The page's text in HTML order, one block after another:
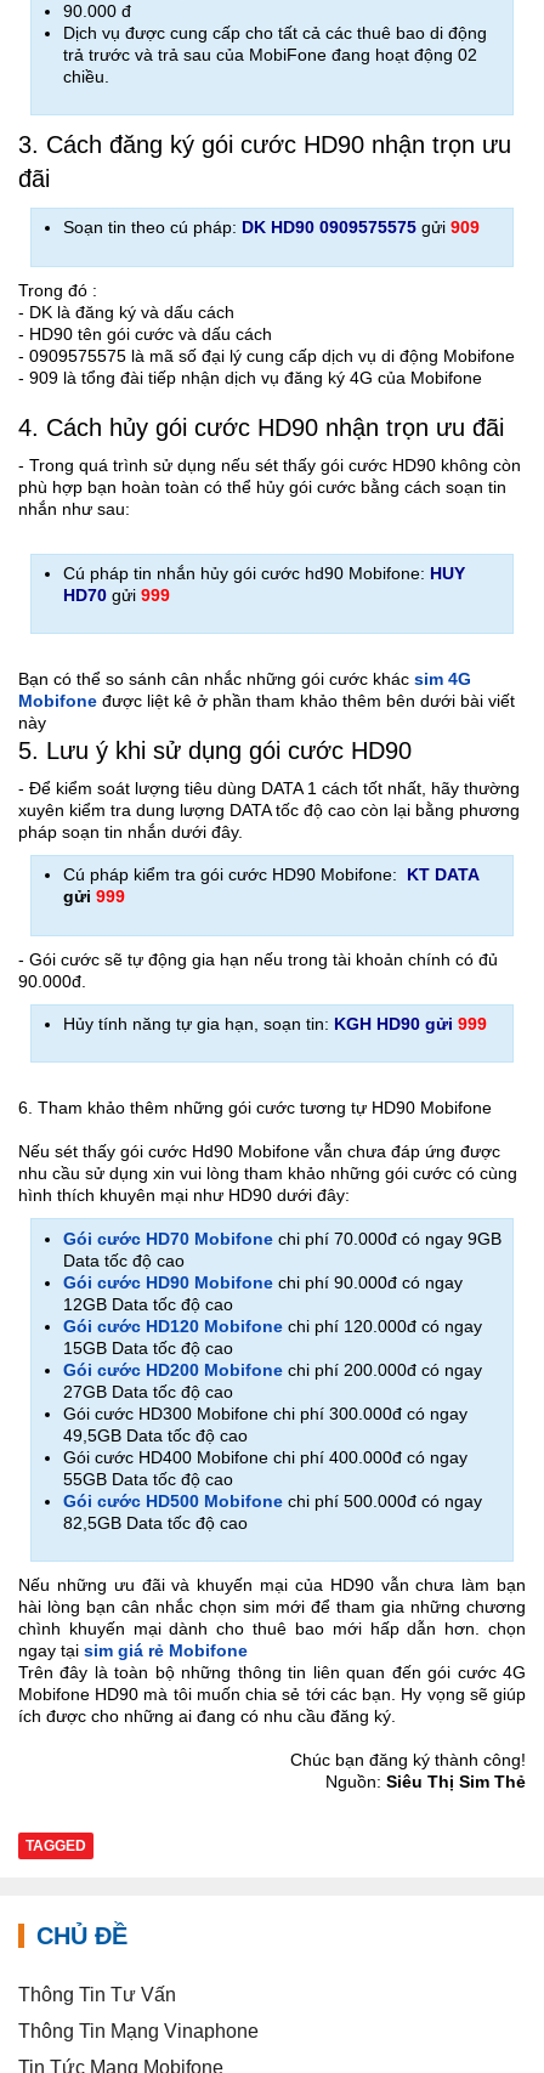
90.000 đ
Dịch vụ được cung cấp cho tất cả các thuê bao di động
trả trước và trả sau của MobiFone đang hoạt động 02
chiều.
3. Cách đăng ký gói cước HD90 nhận trọn ưu
đãi
Soạn tin theo cú pháp: DK HD90 0909575575 gửi909
Trong đó :
- DK là đăng ký và dấu cách
- HD90 tên gói cước và dấu cách
- 0909575575 là mã số đại lý cung cấp dịch vụ di động Mobifone
- 909 là tổng đài tiếp nhận dịch vụ đăng ký 4G của Mobifone
4. Cách hủy gói cước HD90 nhận trọn ưu đãi
- Trong quá trình sử dụng nếu sét thấy gói cước HD90 không còn
phù hợp bạn hoàn toàn có thể hủy gói cước bằng cách soạn tin
nhắn như sau:
Cú pháp tin nhắn hủy gói cước hd90 Mobifone: HUY
HD70gửi999
Bạn có thể so sánh cân nhắc những gói cước khác sim 4G
Mobifone được liệt kê ở phần tham khảo thêm bên dưới bài viết
này
5. Lưu ý khi sử dụng gói cước HD90
- Để kiểm soát lượng tiêu dùng DATA 1 cách tốt nhất, hãy thường
xuyên kiểm tra dung lượng DATA tốc độ cao còn lại bằng phương
pháp soạn tin nhắn dưới đây.
Cú pháp kiểm tra gói cước HD90 Mobifone: KT DATA
gửi999
- Gói cước sẽ tự động gia hạn nếu trong tài khoản chính có đủ
90.000đ.
Hủy tính năng tự gia hạn, soạn tin: KGH HD90 gửi999
6. Tham khảo thêm những gói cước tương tự HD90 Mobifone
Nếu sét thấy gói cước Hd90 Mobifone vẫn chưa đáp ứng được
nhu cầu sử dụng xin vui lòng tham khảo những gói cước có cùng
hình thích khuyên mại như HD90 dưới đây:
Gói cước HD70 Mobifone chi phí 70.000đ có ngay 9GB
Data tốc độ cao
Gói cước HD90 Mobifone chi phí 90.000đ có ngay
12GB Data tốc độ cao
Gói cước HD120 Mobifone chi phí 120.000đ có ngay
15GB Data tốc độ cao
Gói cước HD200 Mobifonechi phí 200.000đ có ngay
27GB Data tốc độ cao
Gói cước HD300 Mobifone chi phí 300.000đ có ngay
49,5GB Data tốc độ cao
Gói cước HD400 Mobifone chi phí 400.000đ có ngay
55GB Data tốc độ cao
Gói cước HD500 Mobifone chi phí 500.000đ có ngay
82,5GB Data tốc độ cao
Nếu những ưu đãi và khuyến mại của HD90 vẫn chưa làm bạn
hài lòng bạn cân nhắc chọn sim mới để tham gia những chương
chình khuyến mại dành cho thuê bao mới hấp dẫn hơn. chọn
ngay tại sim giá rẻ Mobifone
Trên đây là toàn bộ những thông tin liên quan đến gói cước 4G
Mobifone HD90 mà tôi muốn chia sẻ tới các bạn. Hy vọng sẽ giúp
ích được cho những ai đang có nhu cầu đăng ký.
Chúc bạn đăng ký thành công!
Nguồn: Siêu Thị Sim Thẻ
TAGGED
CHỦ ĐỀ
Thông Tin Tư Vấn
Thông Tin Mạng Vinaphone
Tin Tức Mạng Mobifone